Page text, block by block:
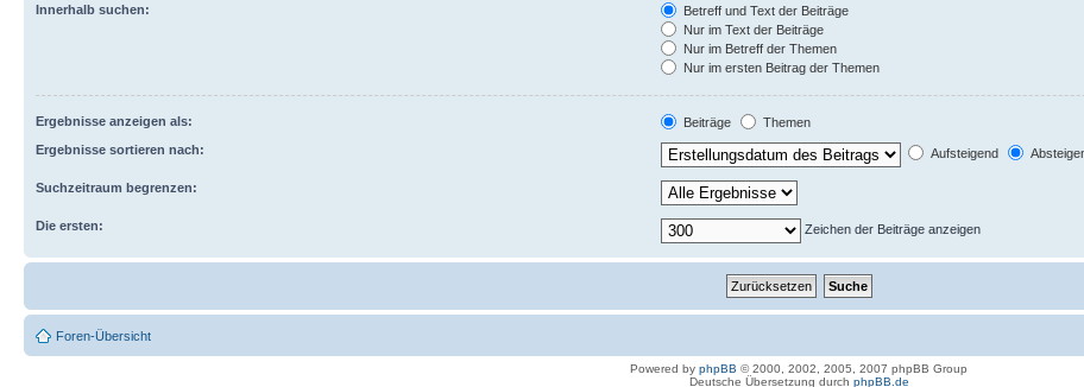
Innerhalb suchen:
Betreff und Text der Beiträge
Nur im Text der Beiträge
Nur im Betreff der Themen
Nur im ersten Beitrag der Themen
Ergebnisse anzeigen als: Beiträge
Themen
Ergebnisse sortieren nach:
Aufsteigend
Suchzeitraum begrenzen:
Die ersten: Zeichen der Beiträge anzeigen
Foren-Übersicht
Powered by phpBB © 2000, 2002, 2005, 2007 phpBB Group
Deutsche Übersetzung durch phpBB.de